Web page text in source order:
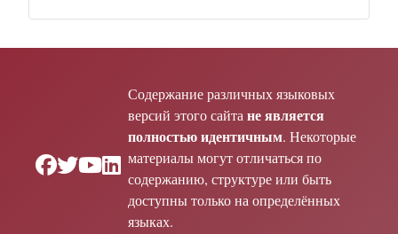
Содержание различных языковых
версий этого сайта не является
полностью идентичным. Некоторые
материалы могут отличаться по
содержанию, структуре или быть
доступны только на определённых
языках.